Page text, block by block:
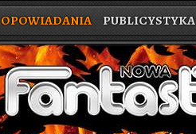
OPOWIADANIA PUBLICYSTYKA